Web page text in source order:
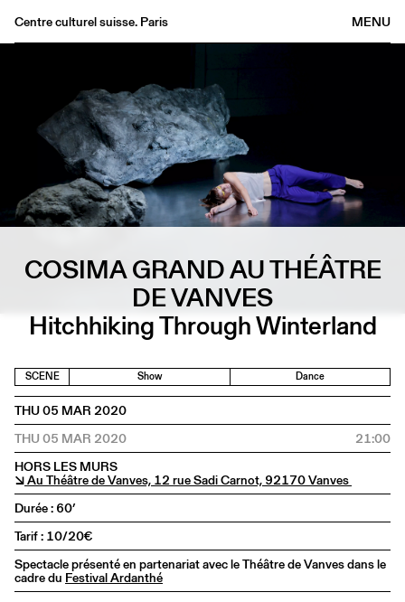
MENU
Centre culturel suisse. Paris
Buvette
Archives
Publications
About
FR/EN
COSIMA GRAND AU THÉÂTRE
DE VANVES
Hitchhiking Through Winterland
SCENE Show Dance
THU 05 MAR 2020
THU 05 MAR 2020
21:00
HORS LES MURS
↘Au Théâtre de Vanves, 12 rue Sadi Carnot, 92170 Vanves
Durée : 60’
Tarif : 10/20€
Spectacle présenté en partenariat avec le Théâtre de Vanves dans le
cadre du Festival Ardanthé